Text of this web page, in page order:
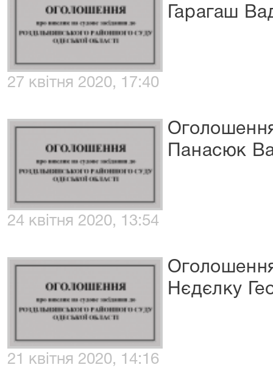
Гарагаш
27 квітня 2020, 17:40
Панасюк
24 квітня 2020, 13:54
Нєдєлку
21 квітня 2020, 14:16